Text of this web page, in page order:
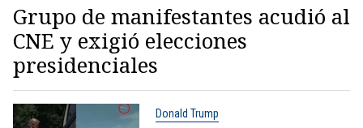
Grupo de manifestantes acudió al
CNE y exigió elecciones
presidenciales
Donald Trump